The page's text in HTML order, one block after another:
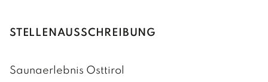
STELLENAUSSCHREIBUNG
Saunaerlebnis Osttirol